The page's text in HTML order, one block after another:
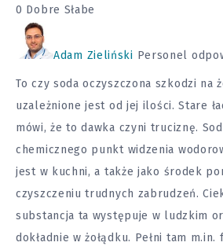
0 Dobre Słabe
Adam Zieliński Personel
To czy soda oczyszczona szkodzi na
uzależnione jest od jej ilości. Stare
mówi, że to dawka czyni truciznę.
chemicznego punkt widzenia
jest w kuchni, a także jako środek
czyszczeniu trudnych zabrudzeń.
substancja ta występuje w ludzkim
dokładnie w żołądku. Pełni tam m.in.